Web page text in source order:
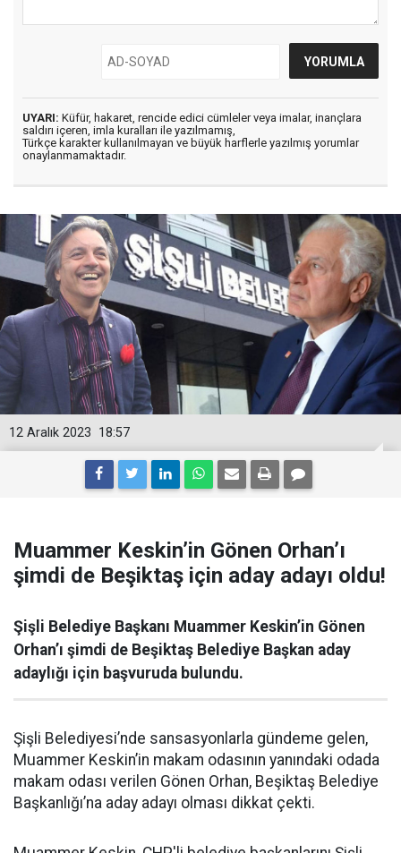
UYARI: Küfür, hakaret, rencide edici cümleler veya imalar, inançlara
saldırı içeren, imla kuralları ile yazılmamış,
Türkçe karakter kullanılmayan ve büyük harflerle yazılmış yorumlar
onaylanmamaktadır.
18:57
12 Aralık 2023
Muammer Keskin’in Gönen Orhan’ı
şimdi de Beşiktaş için aday adayı oldu!
Şişli Belediye Başkanı Muammer Keskin’in Gönen
Orhan’ı şimdi de Beşiktaş Belediye Başkan aday
adaylığı için başvuruda bulundu.
Şişli Belediyesi’nde sansasyonlarla gündeme gelen,
Muammer Keskin’in makam odasının yanındaki odada
makam odası verilen Gönen Orhan, Beşiktaş Belediye
Başkanlığı’na aday adayı olması dikkat çekti.